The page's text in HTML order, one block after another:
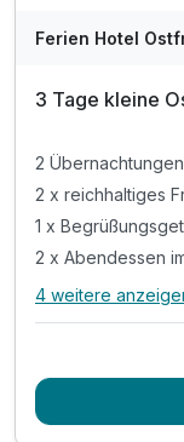
Ferien Hotel
3 Tage kleine
2 Übernachtungen
2 x reichhaltiges
1 x
2 x Abendessen
Alle
2 x reichhaltiges
4 weitere